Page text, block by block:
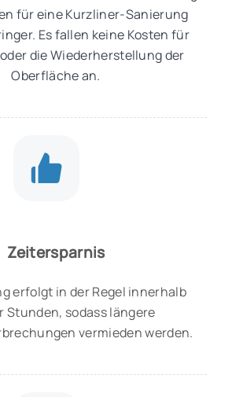
für eine Kurzliner-Sanierung
Es fallen keine Kosten für
die Wiederherstellung der
Oberfläche an.
Zeitersparnis
erfolgt in der Regel innerhalb
Stunden, sodass längere
vermieden werden.